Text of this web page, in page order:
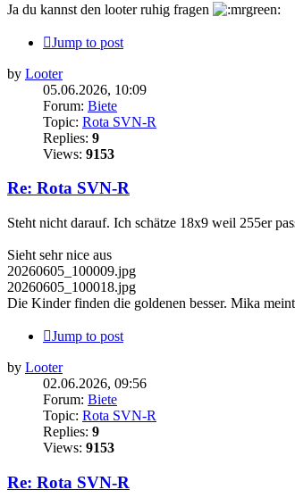
Ja du kannst den looter ruhig fragen
Jump to post
by Looter
05.06.2026, 10:09
Forum: Biete
Topic: Rota SVN-R
Replies: 9
Views: 9153
Re: Rota SVN-R
Steht nicht darauf. Ich schätze 18x9 weil 255er
Sieht sehr nice aus
20260605_100009.jpg
20260605_100018.jpg
Die Kinder finden die goldenen besser. Mika
Jump to post
by Looter
02.06.2026, 09:56
Forum: Biete
Topic: Rota SVN-R
Replies: 9
Views: 9153
Re: Rota SVN-R